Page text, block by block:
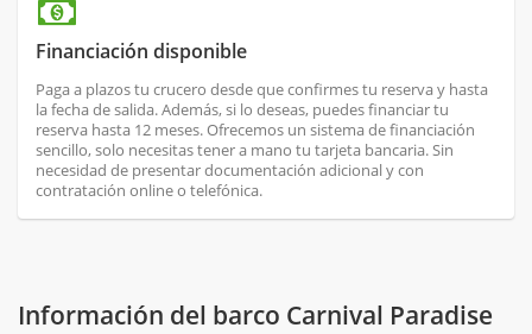
Financiación disponible
Paga a plazos tu crucero desde que confirmes tu reserva y hasta
la fecha de salida. Además, si lo deseas, puedes financiar tu
reserva hasta 12 meses. Ofrecemos un sistema de financiación
sencillo, solo necesitas tener a mano tu tarjeta bancaria. Sin
necesidad de presentar documentación adicional y con
contratación online o telefónica.
Información del barco Carnival Paradise